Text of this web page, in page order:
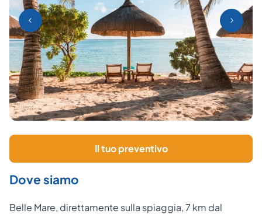
Il tuo preventivo
Dove siamo
Belle Mare, direttamente sulla spiaggia, 7 km dal